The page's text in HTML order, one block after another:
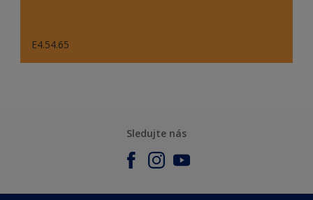
E4.54.65
Sledujte nás